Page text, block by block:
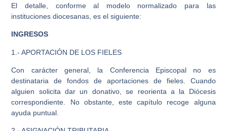
El detalle, conforme al modelo normalizado para las
instituciones diocesanas, es el siguiente:
INGRESOS
1.- APORTACIÓN DE LOS FIELES
Con carácter general, la Conferencia Episcopal no es
destinataria de fondos de aportaciones de fieles. Cuando
alguien solicita dar un donativo, se reorienta a la Diócesis
correspondiente. No obstante, este capítulo recoge alguna
ayuda puntual.